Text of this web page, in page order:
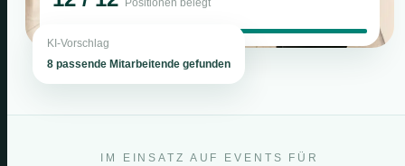
Positionen belegt
KI-Vorschlag
8 passende Mitarbeitende gefunden
IM EINSATZ AUF EVENTS FÜR